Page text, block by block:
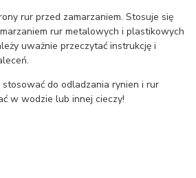
rur przed zamarzaniem. Stosuje się
rur metalowych i plastikowych
uważnie przeczytać instrukcję i
stosować do odladzania rynien i rur
w wodzie lub innej cieczy!